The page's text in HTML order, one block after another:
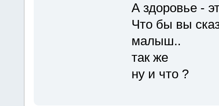
А здоровье -
Что бы вы
малыш..
так же
ну и что ?